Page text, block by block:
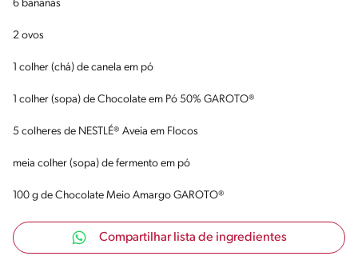
6 bananas
2 ovos
1 colher (chá) de canela em pó
1 colher (sopa) de Chocolate em Pó 50% GAROTO®
5 colheres de NESTLÉ® Aveia em Flocos
meia colher (sopa) de fermento em pó
100 g de Chocolate Meio Amargo GAROTO®
Compartilhar lista de ingredientes